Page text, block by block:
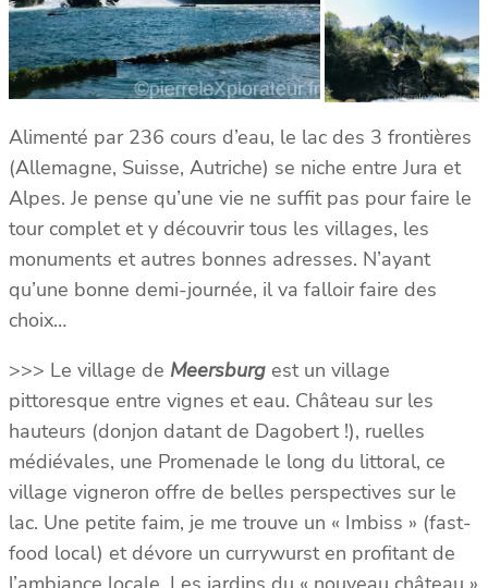
Alimenté par 236 cours d’eau, le lac des 3 frontières
(Allemagne, Suisse, Autriche) se niche entre Jura et
Alpes. Je pense qu’une vie ne suffit pas pour faire le
tour complet et y découvrir tous les villages, les
monuments et autres bonnes adresses. N’ayant
qu’une bonne demi-journée, il va falloir faire des
choix…
>>> Le village de Meersburg est un village
pittoresque entre vignes et eau. Château sur les
hauteurs (donjon datant de Dagobert !), ruelles
médiévales, une Promenade le long du littoral, ce
village vigneron offre de belles perspectives sur le
lac. Une petite faim, je me trouve un « Imbiss » (fast-
food local) et dévore un currywurst en profitant de